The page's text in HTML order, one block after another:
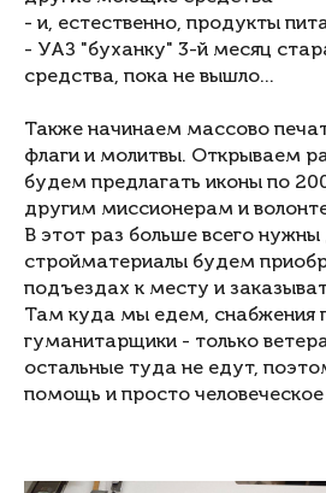
- и, естественно, продукты
- УАЗ "буханку" 3-й месяц
средства, пока не вышло...
Также начинаем массово
флаги и молитвы. Открываем
будем предлагать иконы по
другим миссионерам и
В этот раз больше всего нужны
стройматериалы будем
подъездах к месту и
Там куда мы едем, снабжения
гуманитарщики - только
остальные туда не едут,
помощь и просто